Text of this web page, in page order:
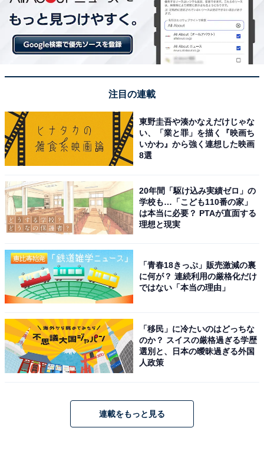
View this post on Instagram
A post shared by Vogue Japan (@voguejapan)
1位は、俳優として活躍する松嶋菜々子さんです。1973
年10月13日生まれの松嶋さんは、本記事公開の2023年7
月時点で49歳。ファッション雑誌『ViVi』（講談社）の
集めました。1996年には、NHK連続テレビ小説『ひまわ
り』でヒロイン役に抜てきされ、俳優としての仕事を本
格化させていきます。
聴率を記録した『百年の物語』（TBS系）、『やまとな
でしこ』（フジテレビ系）などのドラマを中心に大活
注目の連載
東野圭吾や湊かなえだけじゃな
い、「業と罪」を描く『映画ち
いかわ』から強く連想した映画
8選
20年間「駆け込み実績ゼロ」の
学校も…「こども110番の家」
は本当に必要？ PTAが直面する
理想と現実
「青春18きっぷ」販売激減の裏
に何が？ 連続利用の厳格化だけ
ではない「本当の理由」
「移民」に冷たいのはどっちな
のか？ スイスの厳格過ぎる学歴
選別と、日本の曖昧過ぎる外国
人政策
連載をもっと見る